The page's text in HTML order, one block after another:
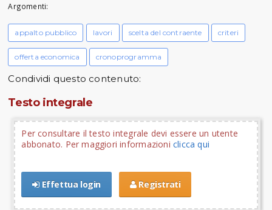
Argomenti:
appalto pubblico lavori scelta del contraente criteri
offerta economica cronoprogramma
Condividi questo contenuto:
Testo integrale
Per consultare il testo integrale devi essere un utente
abbonato. Per maggiori informazioni clicca qui
Effettua login Registrati